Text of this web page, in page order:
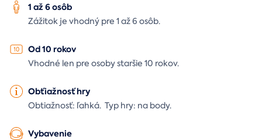
1 až 6 osôb
Zážitok je vhodný pre 1 až 6 osôb.
Od 10 rokov
Vhodné len pre osoby staršie 10 rokov.
Obťiažnosť hry
Obtiažnosť: ľahká. Typ hry: na body.
Vybavenie